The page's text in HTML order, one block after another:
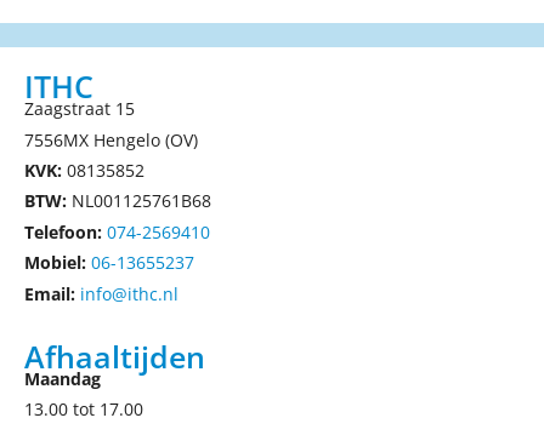
ITHC
Zaagstraat 15
7556MX Hengelo (OV)
KVK: 08135852
BTW: NL001125761B68
Telefoon: 074-2569410
Mobiel: 06-13655237
Email: info@ithc.nl
Afhaaltijden
Maandag
13.00 tot 17.00